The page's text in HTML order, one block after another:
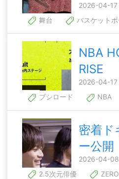
2026-04-17
舞台
バスケット
NBA
RISE
2026-04-17
ブシロード
NBA
密着ド
ー公開
2026-04-
2.5次元俳優